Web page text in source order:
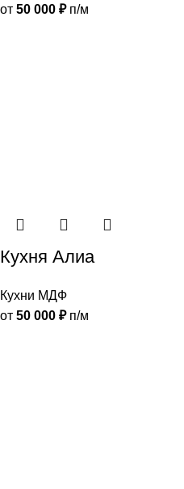
от 50 000 ₽п/м
Кухня Алиа
Кухни МДФ
от 50 000 ₽п/м